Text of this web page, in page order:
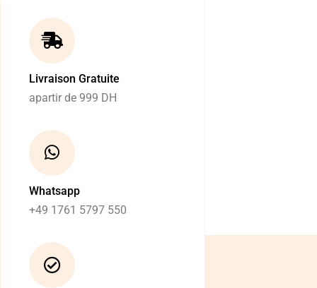
Livraison Gratuite
apartir de 999 DH
Whatsapp
+49 1761 5797 550